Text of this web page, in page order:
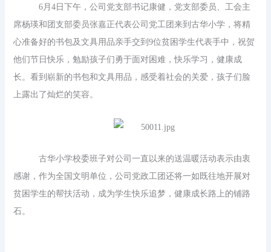
6月4日下午，公司党支部书记康健，党支部委员、工会主
席杨瑛和团支部委员张嘉正代表公司党工团来到古华小学，将精
心准备好的书包及文具用品亲手交到9位贫困学生代表手中，祝贺
他们节日快乐，勉励孩子们勇于面对困难，快乐学习，健康成
长。看到崭新的书包和文具用品，感受着社会的关爱，孩子们脸
上露出了灿烂的笑容。
古华小学校委班子对公司一直以来的送温暖活动表示由衷
感谢，作为全国文明单位，公司党政工团还将一如既往地开展对
贫困学生的帮扶活动，成为学生快乐追梦，健康成长路上的铺路
石。